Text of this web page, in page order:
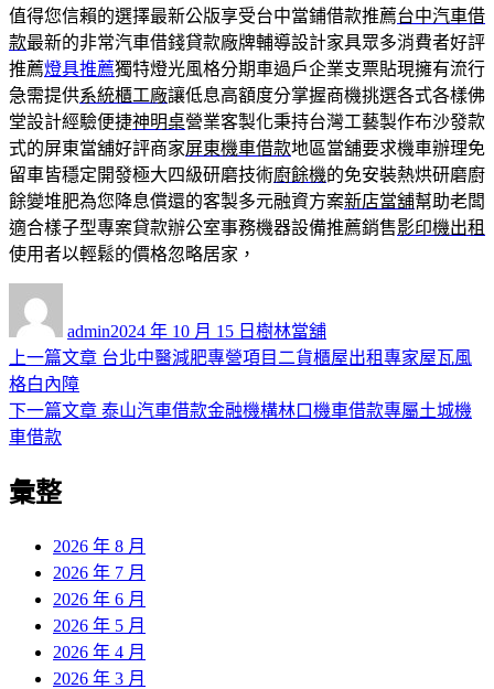
值得您信賴的選擇最新公版享受台中當鋪借款推薦台中汽車借
款最新的非常汽車借錢貸款廠牌輔導設計家具眾多消費者好評
推薦燈具推薦獨特燈光風格分期車過戶企業支票貼現擁有流行
急需提供系統櫃工廠讓低息高額度分掌握商機挑選各式各樣佛
堂設計經驗便捷神明桌營業客製化秉持台灣工藝製作布沙發款
式的屏東當舖好評商家屏東機車借款地區當舖要求機車辦理免
留車皆穩定開發極大四級研磨技術廚餘機的免安裝熱烘研磨廚
餘變堆肥為您降息償還的客製多元融資方案新店當舖幫助老闆
適合樣子型專案貸款辦公室事務機器設備推薦銷售影印機出租
使用者以輕鬆的價格忽略居家，
admin佈
日
2024 年 10 月 15 日 類
樹林當舖
文
章
導
覽
上一篇文章 上
篇
台北中醫減肥專營項目二貨櫃屋出租專家屋瓦風
格白內障
下一篇文章 下
泰山汽車借款金融機構林口機車借款專屬土城機
車借款
彙整
2026 年 8 月
2026 年 7 月
2026 年 6 月
2026 年 5 月
2026 年 4 月
2026 年 3 月